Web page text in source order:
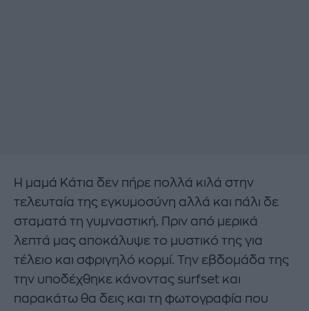
Η μαμά Κάτια δεν πήρε πολλά κιλά στην
τελευταία της εγκυμοσύνη αλλά και πάλι δε
σταματά τη γυμναστική. Πριν από μερικά
λεπτά μας αποκάλυψε το μυστικό της για
τέλειο και σφριγηλό κορμί. Την εβδομάδα της
την υποδέχθηκε κάνοντας surfset και
παρακάτω θα δεις και τη φωτογραφία που